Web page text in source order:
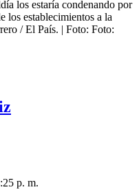
los estaría condenando por
los establecimientos a la
/ El País. | Foto: Foto:
p. m.